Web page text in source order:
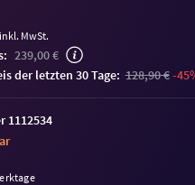
inkl. MwSt.
239,00 €
der letzten 30 Tage: 128,90 €-
1112534